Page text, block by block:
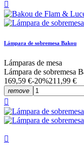

Lámpara de sobremesa Bakou
Lámparas de mesa
Lámpara de sobremesa
169,59 €-20%211,99 €
remove

